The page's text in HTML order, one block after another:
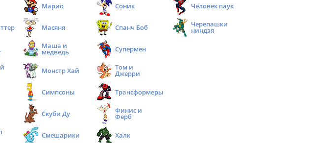
Марио
Масяня
Маша и
медведь
Монстр Хай
Симпсоны
Скуби Ду
Смешарики
Соник
Спанч Боб
Супермен
Том и
Джерри
Трансформеры
Финис и
Ферб
Халк
Человек паук
Черепашки
ниндзя